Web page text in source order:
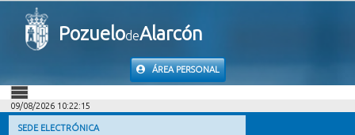
PozuelodeAlarcón
ÁREA PERSONAL
INICIO
09/08/2026 10:22:15
SEDE ELECTRÓNICA